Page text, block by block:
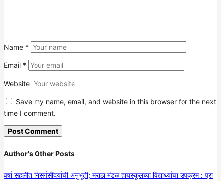
Name *
Email *
Website
Save my name, email, and website in this browser for the next
time I comment.
Author's Other Posts
वर्षा सहलीत निसर्गसौंदर्याची अनुभूती; मराठा मंडळ हायस्कूलच्या विद्यार्थ्यांचा उपक्रम : प्रा